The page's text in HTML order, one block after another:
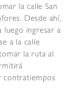
la calle San
Desde ahí,
luego ingresar a
a la calle
la ruta al
contratiempos